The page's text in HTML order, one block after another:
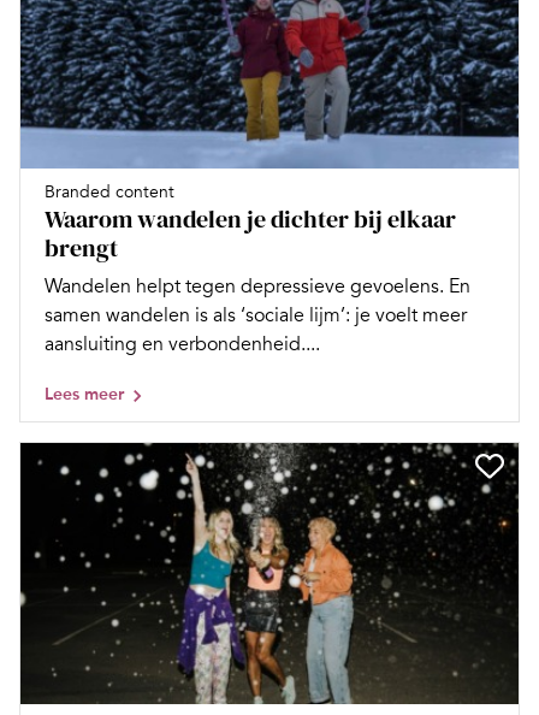
Branded content
Waarom wandelen je dichter bij elkaar
brengt
Wandelen helpt tegen depressieve gevoelens. En
samen wandelen is als ‘sociale lijm’: je voelt meer
aansluiting en verbondenheid....
Lees meer